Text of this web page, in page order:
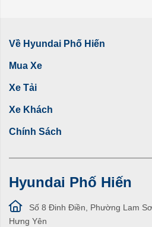
Về Hyundai Phố Hiến
Mua Xe
Xe Tải
Xe Khách
Chính Sách
Hyundai Phố Hiến
Số 8 Đinh Điền, Phường Lam
Hưng Yên